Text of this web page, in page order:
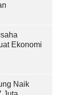
Ekonomi
Naik